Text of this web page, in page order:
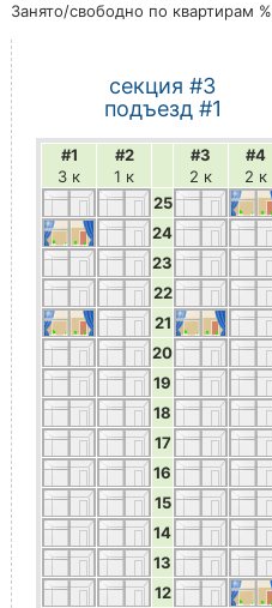
Занято/свободно по квартирам %
секция #3
подъезд #1
#1
3 к
#2
1 к
#3
2 к
#4
2 к
25
24
23
22
21
20
19
18
17
16
15
14
13
12